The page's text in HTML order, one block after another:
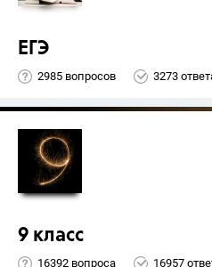
ЕГЭ
2985 вопросов 3273
9 класс
16392 вопроса 16957